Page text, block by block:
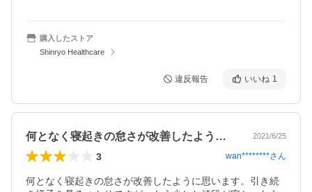
購入したストア
Shinryo Healthcare
違反報告 いいね 1
何となく寝起きの怠さが改善したように思… 2021/6/25
3 wan********さん
何となく寝起きの怠さが改善したように思います。引き続